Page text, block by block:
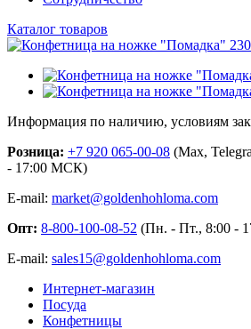
Каталог товаров
Информация по наличию, условиям
Розница: +7 920 065-00-08 (Max,
- 17:00 МСК)
E-mail: market@goldenhohloma.com
Опт: 8-800-100-08-52 (Пн. - Пт., 8:00 -
E-mail: sales15@goldenhohloma.com
Интернет-магазин
Посуда
Конфетницы